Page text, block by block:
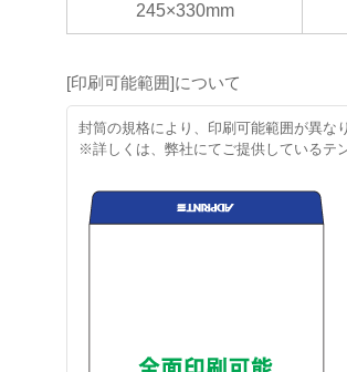
245×330mm
[印刷可能範囲]について
封筒の規格により、印刷可能範囲が異な
※詳しくは、弊社にてご提供しているテ